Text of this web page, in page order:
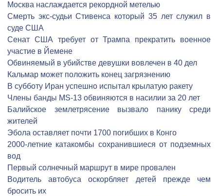
Москва наслаждается рекордной метелью
Смерть экс-судьи Стивенса который 35 лет служил в
суде США
Сенат США требует от Трампа прекратить военное
участие в Йемене
Обвиняемый в убийстве девушки вовлечен в 40 дел
Кальмар может положить конец загрязнению
В субботу Иран успешно испытал крылатую ракету
Члены банды MS-13 обвиняются в насилии за 20 лет
Балийское землетрясение вызвало панику среди
жителей
Эбола оставляет почти 1700 погибших в Конго
2000-летние катакомбы сохранившиеся от подземных
вод
Первый солнечный маршрут в мире провален
Водитель автобуса оскорбляет детей прежде чем
бросить их